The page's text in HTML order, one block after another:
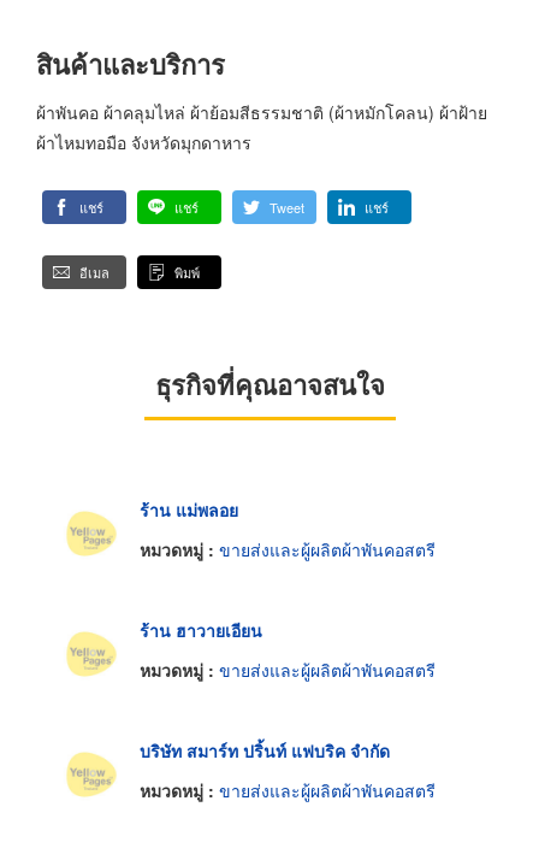
สินค้าและบริการ
ผ้าพันคอ ผ้าคลุมไหล่ ผ้าย้อมสีธรรมชาติ (ผ้าหมักโคลน) ผ้าฝ้าย
ผ้าไหมทอมือ จังหวัดมุกดาหาร
แชร์ แชร์ Tweet แชร์
อีเมล พิมพ์
ธุรกิจที่คุณอาจสนใจ
ร้าน แม่พลอย
หมวดหมู่ : ขายส่งและผู้ผลิตผ้าพันคอสตรี
ร้าน ฮาวายเอียน
หมวดหมู่ : ขายส่งและผู้ผลิตผ้าพันคอสตรี
บริษัท สมาร์ท ปริ้นท์ แฟบริค จำกัด
หมวดหมู่ : ขายส่งและผู้ผลิตผ้าพันคอสตรี